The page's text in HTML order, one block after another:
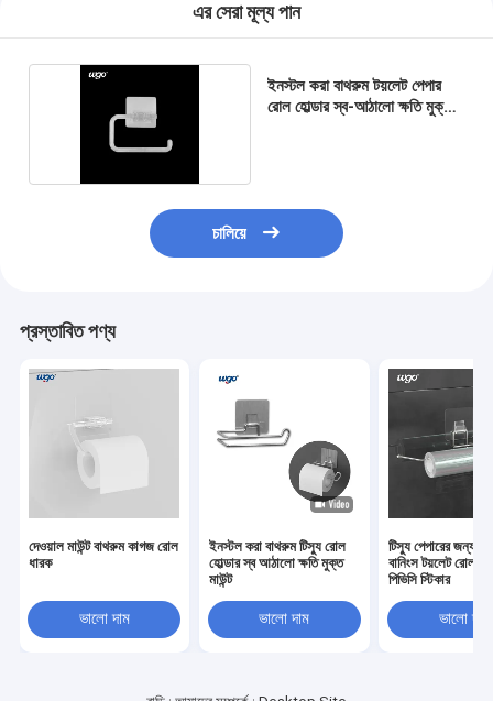
এর সেরা মূল্য পান
ইনস্টল করা বাথরুম টয়লেট পেপার
রোল হোল্ডার স্ব-আঠালো ক্ষতি মুক্ত
চালিয়ে
প্রস্তাবিত পণ্য
দেওয়াল মাউন্ট বাথরুম কাগজ রোল
ধারক
ভালো দাম
ইনস্টল করা বাথরুম টিস্যু রোল
হোল্ডার স্ব আঠালো ক্ষতি মুক্ত
মাউন্ট
ভালো দাম
টিস্যু পেপারের জন্য
বানিংস টয়লেট রোল
পিভিসি স্টিকার
ভালো দাম